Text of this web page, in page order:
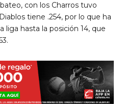
con los Charros tuvo
tiene .254, por lo que ha
liga hasta la posición 14, que